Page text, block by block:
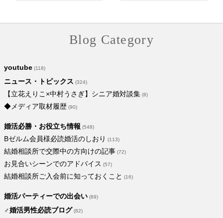
Blog Category
youtube (118)
ニュース・トピックス (324)
【立花えりこ×中村うさぎ】シニア婚対談集 (8)
◆メディア取材履歴 (90)
婚活必勝・お役立ち情報 (548)
Bゼルム会員様必読婚活のしおり (113)
結婚相談所で交際中の方向けの記事 (72)
お見合いシーンでのアドバイス (57)
結婚相談所ご入会前に知っておくこと (16)
婚活パーティーでの出会い (89)
♂婚活男性必読ブログ (82)